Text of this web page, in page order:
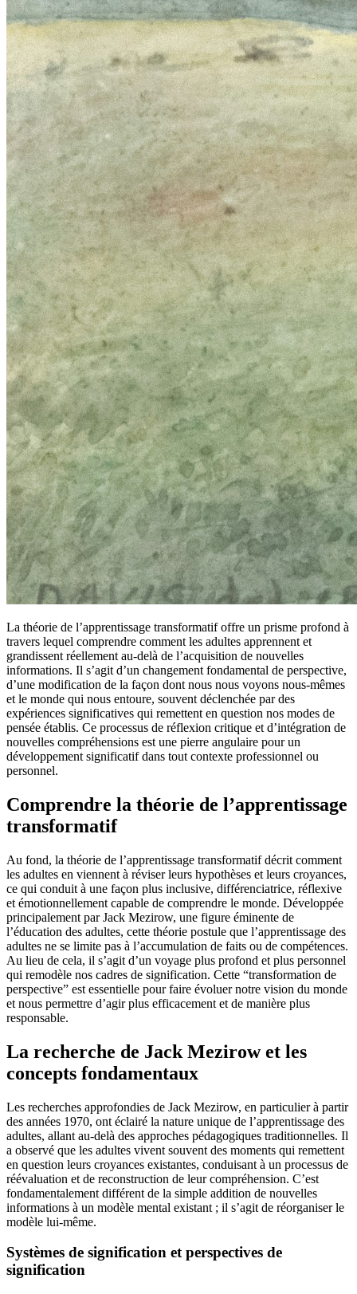
La théorie de l’apprentissage transformatif offre un prisme profond à
travers lequel comprendre comment les adultes apprennent et
grandissent réellement au-delà de l’acquisition de nouvelles
informations. Il s’agit d’un changement fondamental de perspective,
d’une modification de la façon dont nous nous voyons nous-mêmes
et le monde qui nous entoure, souvent déclenchée par des
expériences significatives qui remettent en question nos modes de
pensée établis. Ce processus de réflexion critique et d’intégration de
nouvelles compréhensions est une pierre angulaire pour un
développement significatif dans tout contexte professionnel ou
personnel.
Comprendre la théorie de l’apprentissage
transformatif
Au fond, la théorie de l’apprentissage transformatif décrit comment
les adultes en viennent à réviser leurs hypothèses et leurs croyances,
ce qui conduit à une façon plus inclusive, différenciatrice, réflexive
et émotionnellement capable de comprendre le monde. Développée
principalement par Jack Mezirow, une figure éminente de
l’éducation des adultes, cette théorie postule que l’apprentissage des
adultes ne se limite pas à l’accumulation de faits ou de compétences.
Au lieu de cela, il s’agit d’un voyage plus profond et plus personnel
qui remodèle nos cadres de signification. Cette “transformation de
perspective” est essentielle pour faire évoluer notre vision du monde
et nous permettre d’agir plus efficacement et de manière plus
responsable.
La recherche de Jack Mezirow et les
concepts fondamentaux
Les recherches approfondies de Jack Mezirow, en particulier à partir
des années 1970, ont éclairé la nature unique de l’apprentissage des
adultes, allant au-delà des approches pédagogiques traditionnelles. Il
a observé que les adultes vivent souvent des moments qui remettent
en question leurs croyances existantes, conduisant à un processus de
réévaluation et de reconstruction de leur compréhension. C’est
fondamentalement différent de la simple addition de nouvelles
informations à un modèle mental existant ; il s’agit de réorganiser le
modèle lui-même.
Systèmes de signification et perspectives de
signification